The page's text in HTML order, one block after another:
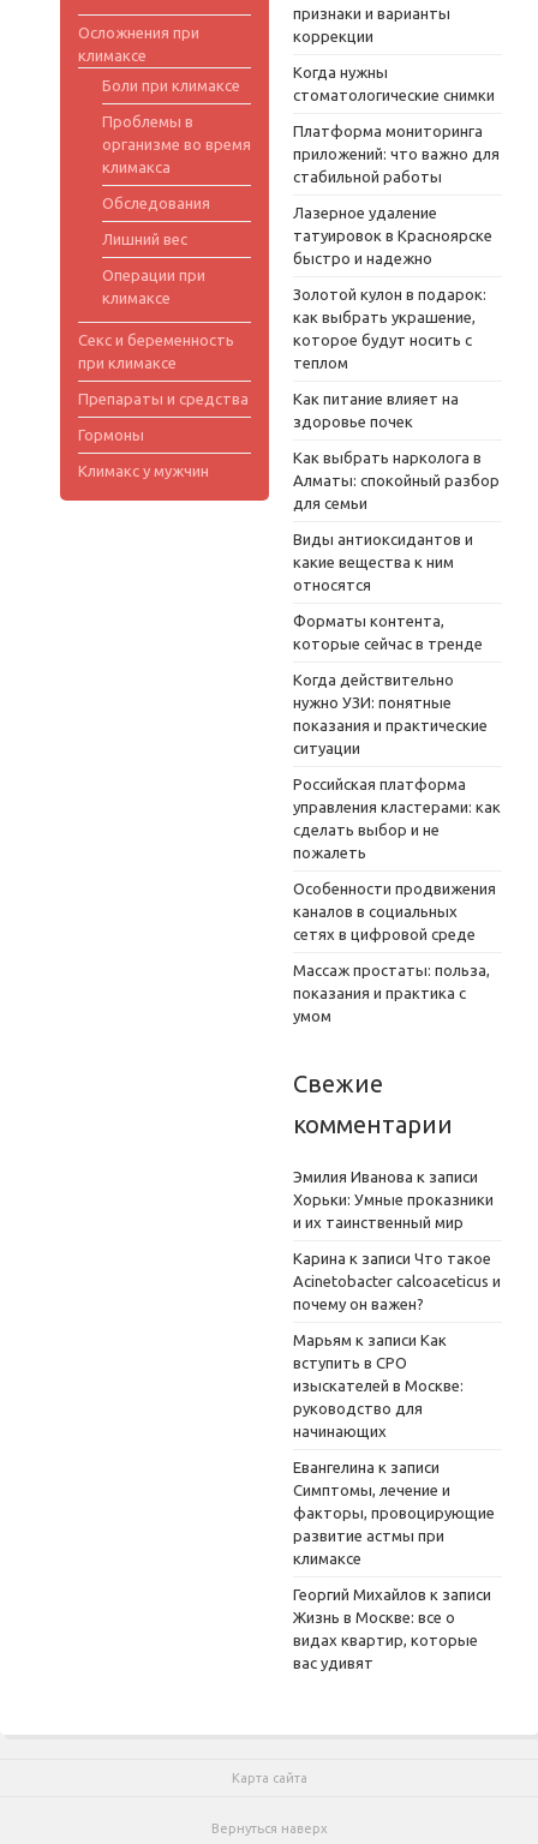
Осложнения при
климаксе
Боли при климаксе
Проблемы в
организме во время
климакса
Обследования
Лишний вес
Операции при
климаксе
Секс и беременность
при климаксе
Препараты и средства
Гормоны
Климакс у мужчин
признаки и варианты
коррекции
Когда нужны
стоматологические снимки
Платформа мониторинга
приложений: что важно для
стабильной работы
Лазерное удаление
татуировок в Красноярске
быстро и надежно
Золотой кулон в подарок:
как выбрать украшение,
которое будут носить с
теплом
Как питание влияет на
здоровье почек
Как выбрать нарколога в
Алматы: спокойный разбор
для семьи
Виды антиоксидантов и
какие вещества к ним
относятся
Форматы контента,
которые сейчас в тренде
Когда действительно
нужно УЗИ: понятные
показания и практические
ситуации
Российская платформа
управления кластерами: как
сделать выбор и не
пожалеть
Особенности продвижения
каналов в социальных
сетях в цифровой среде
Массаж простаты: польза,
показания и практика с
умом
Свежие
комментарии
Эмилия Иванова к записи
Хорьки: Умные проказники
и их таинственный мир
Карина к записи Что такое
Acinetobacter calcoaceticus и
почему он важен?
Марьям к записи Как
вступить в СРО
изыскателей в Москве:
руководство для
начинающих
Евангелина к записи
Симптомы, лечение и
факторы, провоцирующие
развитие астмы при
климаксе
Георгий Михайлов к записи
Жизнь в Москве: все о
видах квартир, которые
вас удивят
Карта сайта
Вернуться наверх